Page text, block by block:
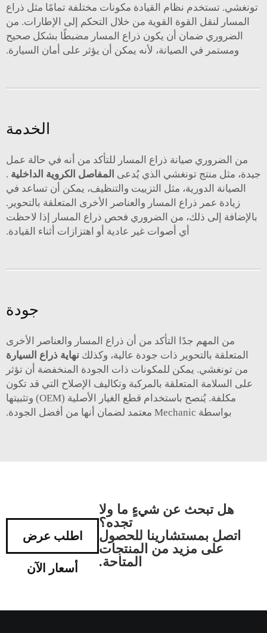
تونغشي. تستخدم نظام القيادة مكونات مختلفة تمامًا مثل ذراع
المسار لنقل القوة القوية من خلال التحكم إلى الإطارات. من
الضروري ضمان أن يكون ذراع المسار مضبطًا بشكل صحيح
ومستمر في الصيانة، لأنه يمكن أن يؤثر على أمان السيارة.
الخدمة
من الضروري صيانة ذراع المسار للتأكد من أنه في حالة عمل
جيدة، مثل منتج تونغشي الذي يُدعى المفاصل الكروية الداخلية .
الصيانة الدورية، مثل التزييت والتنظيف، يمكن أن تساعد في
زيادة عمر ذراع المسار والعناصر الأخرى المتعلقة بالتحوير.
بالإضافة إلى ذلك، من الضروري فحص ذراع المسار إذا لاحظت
أي أصوات غير عادية أو اهتزازات أثناء القيادة.
جودة
من المهم جدًا التأكد من أن ذراع المسار والعناصر الأخرى
المتعلقة بالتحوير ذات جودة عالية، وكذلك نهاية ذراع السيارة
من تونغشي. يمكن للمكونات ذات الجودة المنخفضة أن تؤثر
على السلامة المتعلقة بالمركبة وتكاليف الإصلاح التي قد تكون
مكلفة. يُنصح باستخدام قطع الغيار الأصلية (OEM) وتثبيتها
بواسطة Mechanic معتمد لضمان أنها من أفضل الجودة.
هل تبحث عن شيءٍ ما ولا
تجده؟
اتصل بمستشارينا للحصول
على مزيد من المنتجات
المتاحة.
اطلب عرض
أسعار الآن